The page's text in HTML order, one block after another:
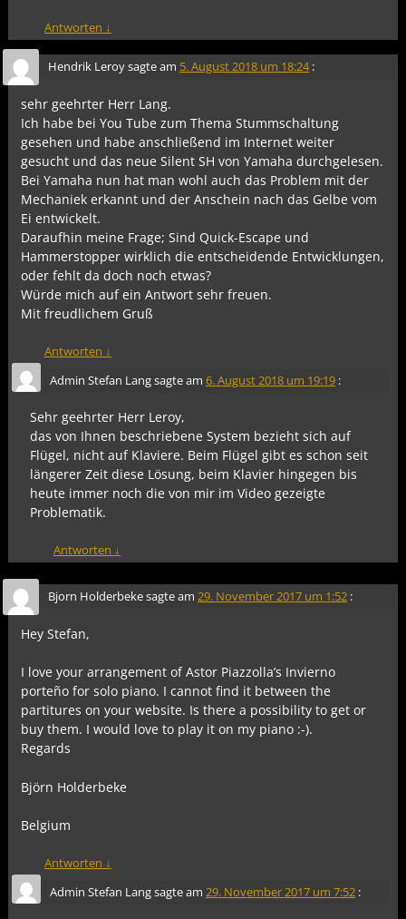
Antworten ↓
Hendrik Leroysagte am 5. August 2018 um 18:24 :
sehr geehrter Herr Lang.
Ich habe bei You Tube zum Thema Stummschaltung
gesehen und habe anschließend im Internet weiter
gesucht und das neue Silent SH von Yamaha durchgelesen.
Bei Yamaha nun hat man wohl auch das Problem mit der
Mechaniek erkannt und der Anschein nach das Gelbe vom
Ei entwickelt.
Daraufhin meine Frage; Sind Quick-Escape und
Hammerstopper wirklich die entscheidende Entwicklungen,
oder fehlt da doch noch etwas?
Würde mich auf ein Antwort sehr freuen.
Mit freudlichem Gruß
Antworten ↓
Admin Stefan Langsagte am 6. August 2018 um 19:19 :
Sehr geehrter Herr Leroy,
das von Ihnen beschriebene System bezieht sich auf
Flügel, nicht auf Klaviere. Beim Flügel gibt es schon seit
längerer Zeit diese Lösung, beim Klavier hingegen bis
heute immer noch die von mir im Video gezeigte
Problematik.
Antworten ↓
Bjorn Holderbekesagte am 29. November 2017 um 1:52 :
Hey Stefan,
I love your arrangement of Astor Piazzolla’s Invierno
porteño for solo piano. I cannot find it between the
partitures on your website. Is there a possibility to get or
buy them. I would love to play it on my piano :-).
Regards
Björn Holderbeke
Belgium
Antworten ↓
Admin Stefan Langsagte am 29. November 2017 um 7:52 :